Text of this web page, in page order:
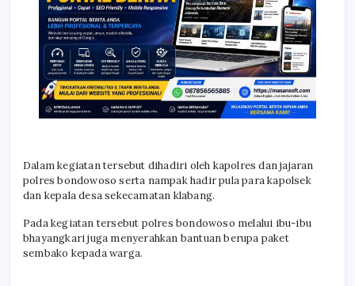
Dalam kegiatan tersebut dihadiri oleh kapolres dan jajaran
polres bondowoso serta nampak hadir pula para kapolsek
dan kepala desa sekecamatan klabang.
Pada kegiatan tersebut polres bondowoso melalui ibu-ibu
bhayangkari juga menyerahkan bantuan berupa paket
sembako kepada warga.